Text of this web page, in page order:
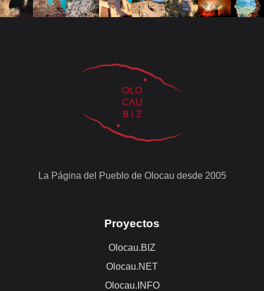
La Página del Pueblo de Olocau desde 2005
Proyectos
Olocau.BIZ
Olocau.NET
Olocau.INFO